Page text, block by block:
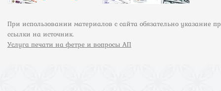
При использовании материалов с сайта обязательно указание
ссылки на источник.
Услуга печати на фетре и вопросы АП